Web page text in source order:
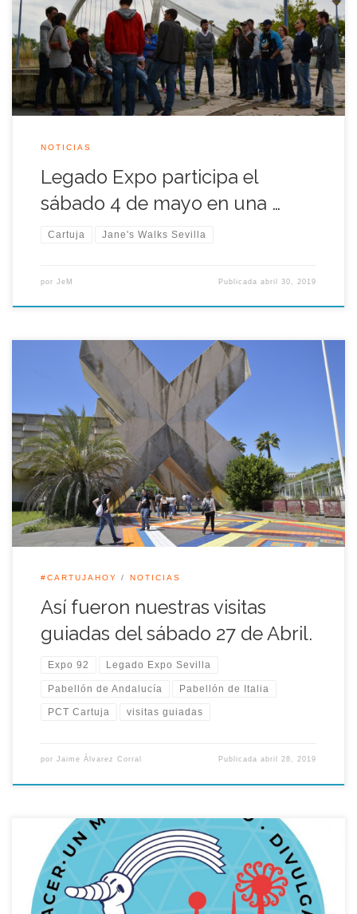
pasos de la urbanista estadounidense Jane Jacobs, la ciudad
se suma a un evento celebrado en numerosas urbes de todo
el mundo para, , de la mano de […]
NOTICIAS
Legado Expo participa el
sábado 4 de mayo en una …
Cartuja Jane's Walks Sevilla
por JeM Publicadaabril 30, 2019
Un año más hemos realizado nuestras visitas guiadas del mes
de Abril por el recinto de la Isla de la Cartuja, como es habitual
la visita de este mes se realiza en la zona norte del recinto. Con
motivo del vigésimo séptimo aniversario de la Expo’92, hemos
paseado durante la […]
#CARTUJAHOY NOTICIAS
Así fueron nuestras visitas
guiadas del sábado 27 de Abril.
Expo 92 Legado Expo Sevilla
Pabellón de Andalucía Pabellón de Italia
PCT Cartuja visitas guiadas
por Jaime Álvarez Corral Publicadaabril 28, 2019
Desde la Asociación Legado Expo queremos invitarte a las ya
tradicionales visitas guiadas por el legado de la Exposición